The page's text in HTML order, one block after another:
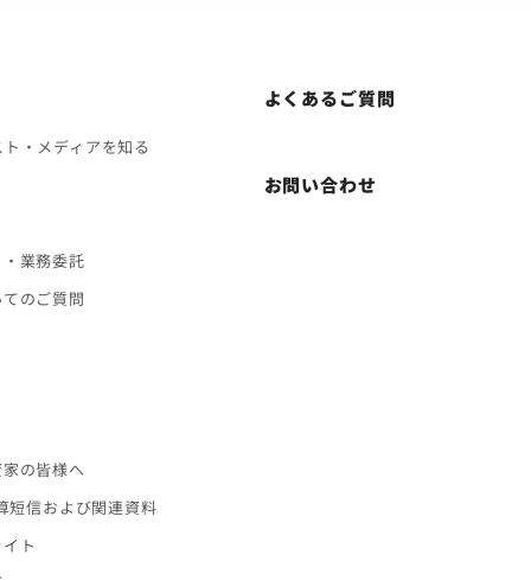
・メディアを知る
業務委託
のご質問
の皆様へ
短信および関連資料
ト
よくあるご質問
お問い合わせ